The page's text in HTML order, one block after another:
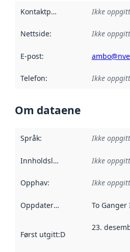
Kontaktpunkt Ikke oppgitt
Nettside: Ikke oppgitt
E-post:
Telefon: Ikke oppgitt
Om dataene
Språk: Ikke oppgitt
Innholdsleverandører :
Ikke oppgitt
Opphav: Ikke oppgitt
Oppdateringsfrekvens :
To Ganger
Først utgitt:Denne datoen sier
23.